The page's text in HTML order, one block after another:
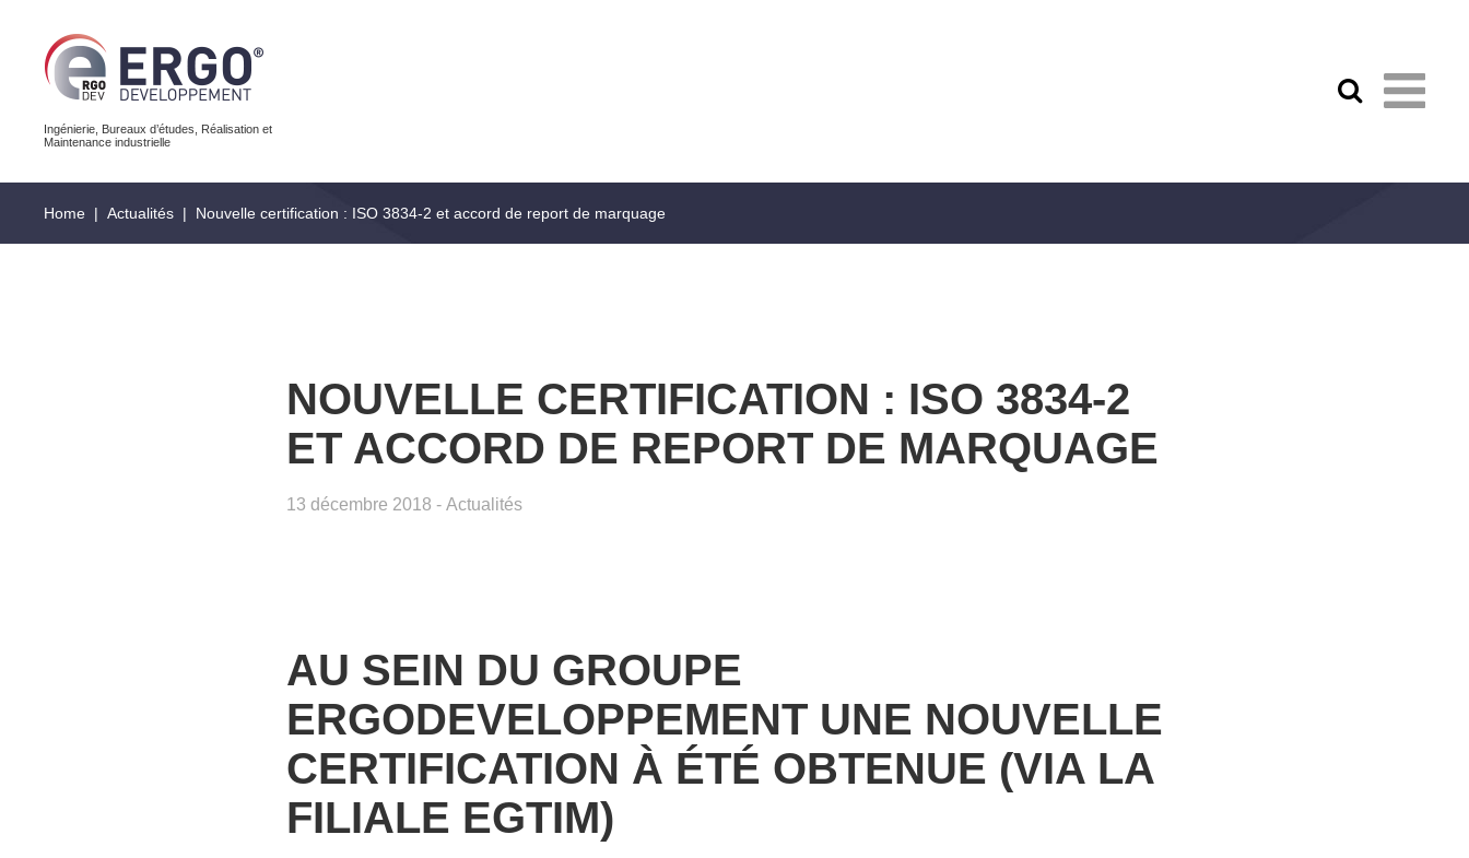
Ingénierie, Bureaux d’études, Réalisation et
Maintenance industrielle
Home | Actualités | Nouvelle certification : ISO 3834-2 et accord de report de marquage
NOUVELLE CERTIFICATION : ISO 3834-2
ET ACCORD DE REPORT DE MARQUAGE
13 décembre 2018 - Actualités
AU SEIN DU GROUPE
ERGODEVELOPPEMENT UNE NOUVELLE
CERTIFICATION À ÉTÉ OBTENUE (VIA LA
FILIALE EGTIM)